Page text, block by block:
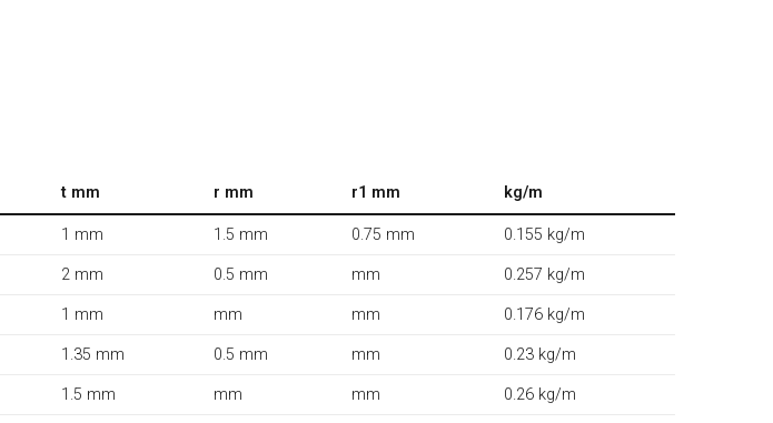
t mm r mm r1 mm kg/m
1 mm 1.5 mm 0.75 mm 0.155 kg/m
2 mm 0.5 mm mm 0.257 kg/m
1 mm mm mm 0.176 kg/m
1.35 mm 0.5 mm mm 0.23 kg/m
1.5 mm mm mm 0.26 kg/m